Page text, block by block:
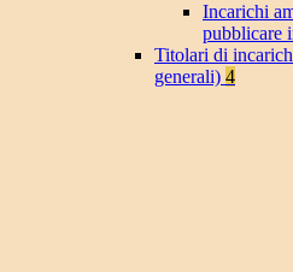
Incarichi
pubblicare
Titolari di
generali) 4